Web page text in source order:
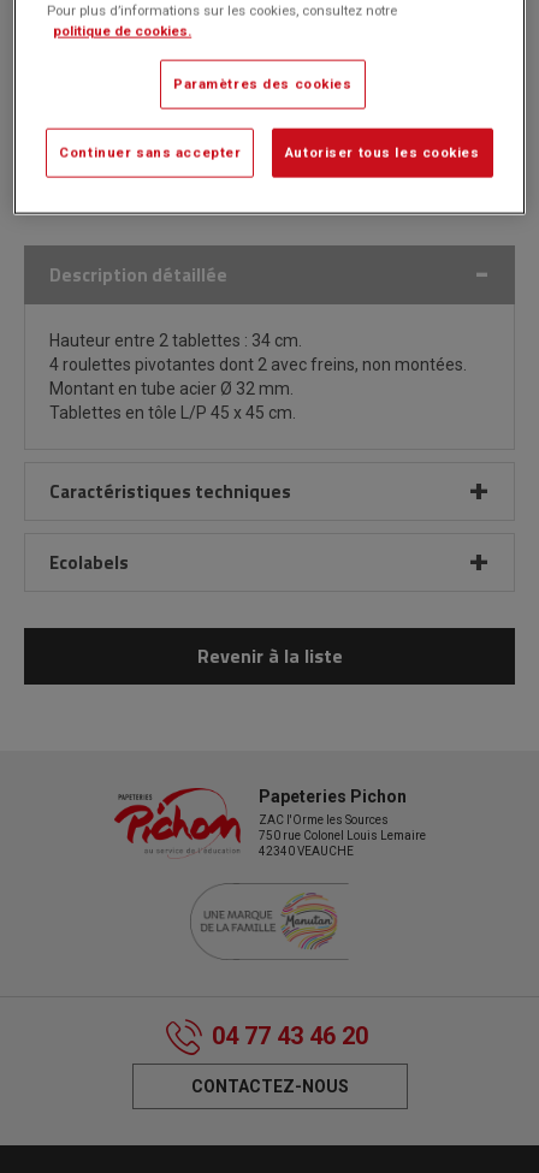
HT
(606.00€TTC) Passer commande
Description détaillée
Hauteur entre 2 tablettes : 34 cm.
4 roulettes pivotantes dont 2 avec freins, non montées.
Montant en tube acier Ø 32 mm.
Tablettes en tôle L/P 45 x 45 cm.
Caractéristiques techniques
Ecolabels
Revenir à la liste
Papeteries Pichon
ZAC l'Orme les Sources
750 rue Colonel Louis Lemaire
42340 VEAUCHE
04 77 43 46 20
CONTACTEZ-NOUS
Pour plus d’informations sur les cookies, consultez notre
politique de cookies.
Paramètres des cookies
Continuer sans accepter Autoriser tous les cookies